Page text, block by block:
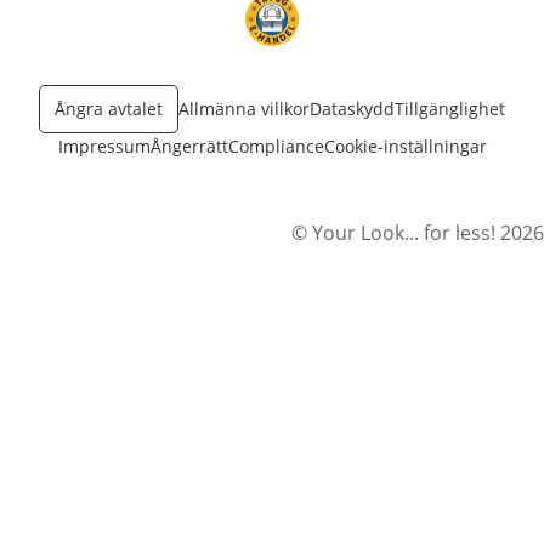
öppnas i nytt fönster
Ångra avtalet Allmänna villkorDataskyddTillgänglighet
ImpressumÅngerrättComplianceCookie-inställningar
© Your Look... for less! 2026